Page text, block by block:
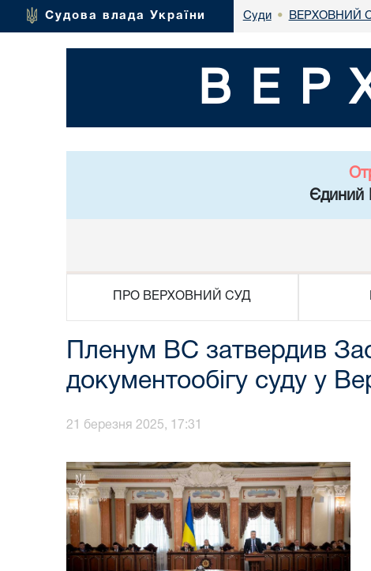
Судова влада України Суди • ВЕРХОВНИЙ
Єдиний
ПРО ВЕРХОВНИЙ СУД
Пленум ВС затвердив
документообігу суду у
21 березня 2025, 17:31